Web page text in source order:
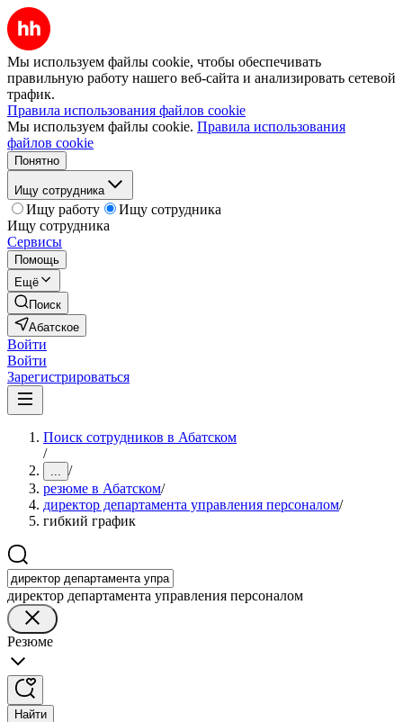
Мы используем файлы cookie, чтобы обеспечивать
правильную работу нашего веб-сайта и анализировать сетевой
трафик.
Правила использования файлов cookie
Мы используем файлы cookie. Правила использования
файлов cookie
Понятно
Ищу сотрудника
Ищу работу
Ищу сотрудника
Ищу сотрудника
Сервисы
Помощь
Ещё
Поиск
Абатское
Войти
Войти
Зарегистрироваться
Поиск сотрудников в Абатском
/
... /
резюме в Абатском/
директор департамента управления персоналом/
гибкий график
директор департамента управления персоналом
Резюме
Найти